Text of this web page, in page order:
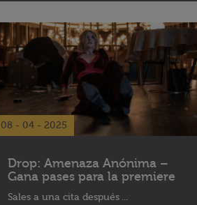
08 - 04 - 2025
Drop: Amenaza Anónima –
Gana pases para la premiere
Sales a una cita después ...